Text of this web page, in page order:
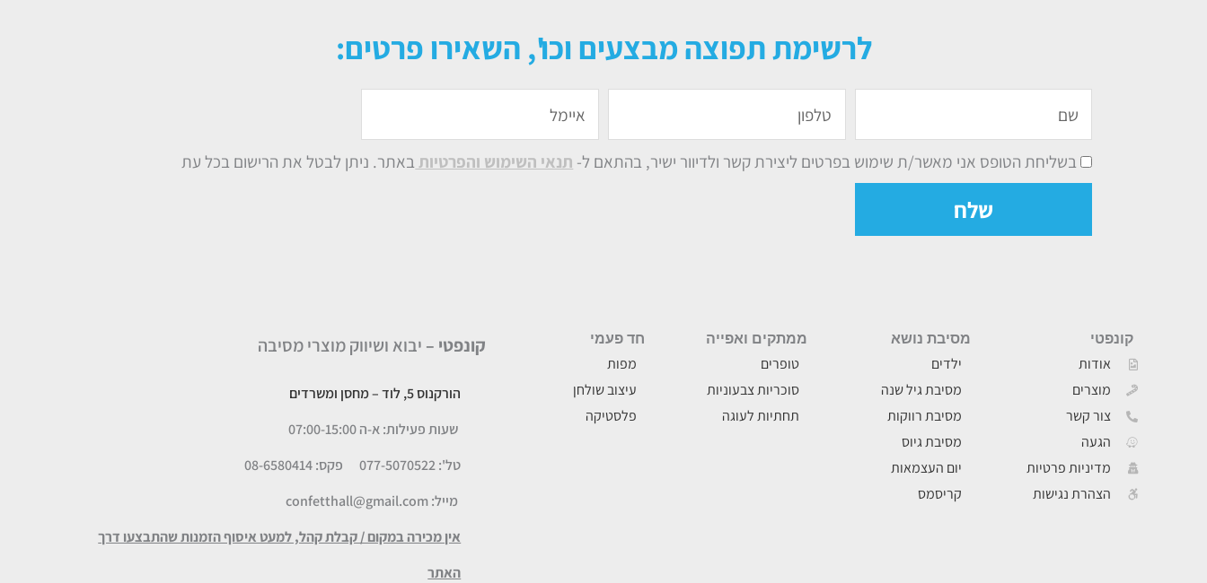
לרשימת תפוצה מבצעים וכו', השאירו פרטים:
בשליחת הטופס אני מאשר/ת שימוש בפרטים ליצירת קשר ולדיוור ישיר, בהתאם ל- תנאי השימוש והפרטיותבאתר. ניתן לבטל את הרישום בכל עת
שלח
קונפטי
אודות
מוצרים
צור קשר
הגעה
מדיניות פרטיות
הצהרת נגישות
מסיבת נושא
ילדים
מסיבת גיל שנה
מסיבת רווקות
מסיבת גיוס
יום העצמאות
קריסמס
ממתקים ואפייה
טופרים
סוכריות צבעוניות
תחתיות לעוגה
חד פעמי
מפות
עיצוב שולחן
פלסטיקה
קונפטי – יבוא ושיווק מוצרי מסיבה
הורקנוס 5, לוד
– מחסן ומשרדים
שעות פעילות: א-ה 07:00-15:00
טל': 077-5070522
פקס: 08-6580414
מייל:confetthall@gmail.com
אין מכירה במקום / קבלת קהל, למעט איסוף הזמנות שהתבצעו דרך
האתר